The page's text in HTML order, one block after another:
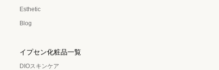
Esthetic
Blog
イプセン化粧品一覧
DIOスキンケア